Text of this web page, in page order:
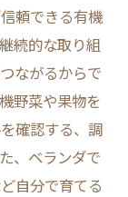
頼できる有機
続的な取り組
ながるからで
野菜や果物を
確認する、調
、ベランダで
自分で育てる